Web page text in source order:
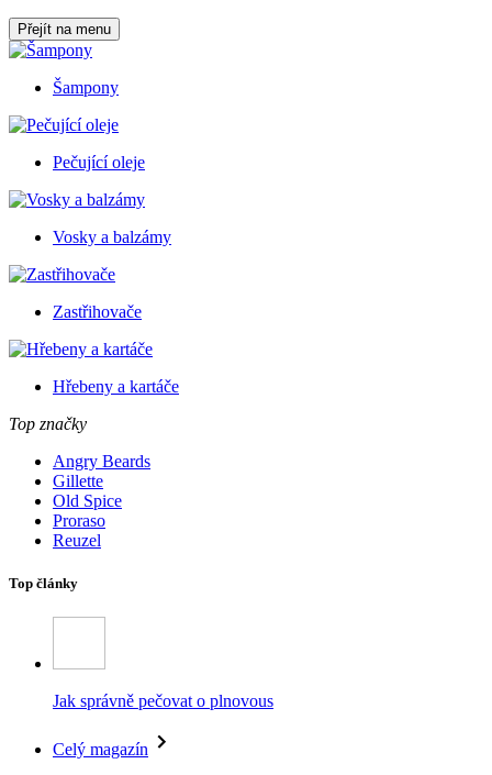
Přejít na menu
Šampony
Pečující oleje
Vosky a balzámy
Zastřihovače
Hřebeny a kartáče
Top značky
Angry Beards
Gillette
Old Spice
Proraso
Reuzel
Top články
Jak správně pečovat o plnovous
Celý magazín